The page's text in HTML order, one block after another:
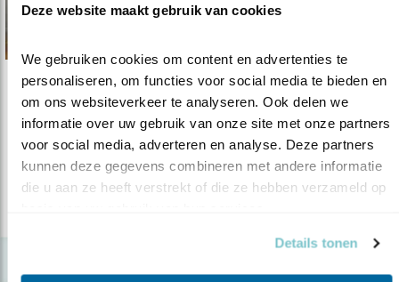
Deze website maakt gebruik van cookies
We gebruiken cookies om content en advertenties te
personaliseren, om functies voor social media te bieden en
om ons websiteverkeer te analyseren. Ook delen we
informatie over uw gebruik van onze site met onze partners
voor social media, adverteren en analyse. Deze partners
kunnen deze gegevens combineren met andere informatie
die u aan ze heeft verstrekt of die ze hebben verzameld op
Details tonen
Kijkers voor Kijkers in Kameroen
07.03.17Kijkers/telescopen krijgen een tweede leven.